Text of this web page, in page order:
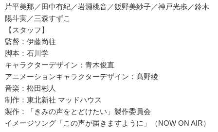
片平美那／田中有紀／岩淵桃音／飯野美紗子／神戸光歩／鈴木
陽斗実／三森すずこ
【スタッフ】
監督：伊藤尚往
脚本：石川学
キャラクターデザイン：青木俊直
アニメーションキャラクターデザイン：髙野綾
音楽：松田彬人
制作：東北新社 マッドハウス
製作：「きみの声をとどけたい」製作委員会
イメージソング「この声が届きますように」（NOW ON AIR）